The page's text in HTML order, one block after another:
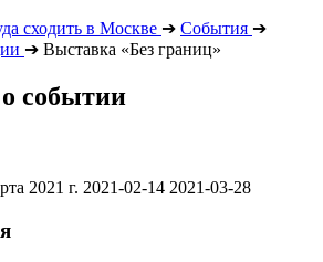
сходить в Москве ➔ События ➔
➔ Выставка «Без границ»
событии
2021 г. 2021-02-14 2021-03-28